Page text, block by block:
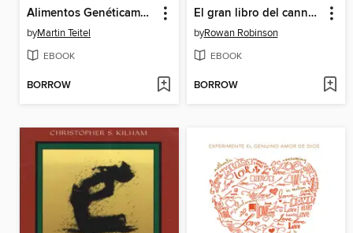
Alimentos Genéticamente Modificados
byMartin Teitel
EBOOK
BORROW
El gran libro del cannabis
byRowan Robinson
EBOOK
BORROW